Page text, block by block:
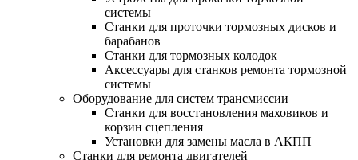
системы
Станки для проточки тормозных дисков и
барабанов
Станки для тормозных колодок
Аксессуары для станков ремонта тормозной
системы
Оборудование для систем трансмиссии
Станки для восстановления маховиков и
корзин сцепления
Установки для замены масла в АКПП
Станки для ремонта двигателей